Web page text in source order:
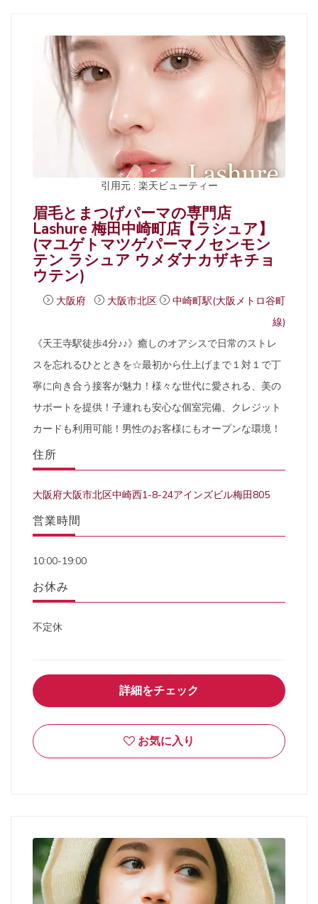
引用元 : 楽天ビューティー
眉毛とまつげパーマの専門店
Lashure 梅田中崎町店【ラシュア】
(マユゲトマツゲパーマノセンモン
テン ラシュア ウメダナカザキチョ
ウテン)
大阪府 大阪市北区
中崎町駅(大阪メトロ谷町
線)
《天王寺駅徒歩4分♪♪》癒しのオアシスで日常のストレ
スを忘れるひとときを☆最初から仕上げまで１対１で丁
寧に向き合う接客が魅力！様々な世代に愛される、美の
サポートを提供！子連れも安心な個室完備、クレジット
カードも利用可能！男性のお客様にもオープンな環境！
住所
大阪府大阪市北区中崎西1-8-24アインズビル梅田805
営業時間
10:00-19:00
お休み
不定休
詳細をチェック
お気に入り